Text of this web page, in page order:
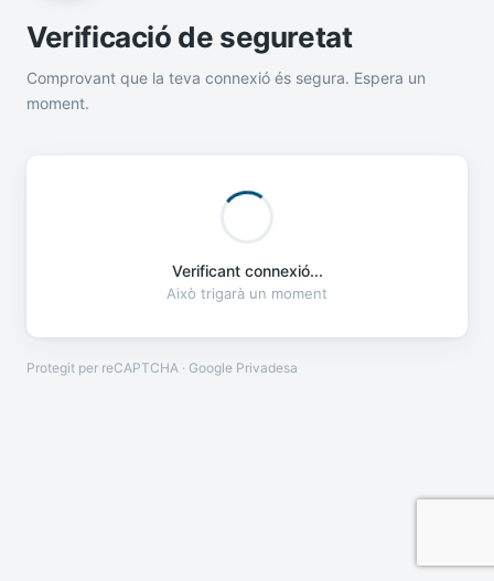
Verificació de seguretat
Comprovant que la teva connexió és segura. Espera un
moment.
Verificant connexió...
Això trigarà un moment
Protegit per reCAPTCHA · Google Privadesa